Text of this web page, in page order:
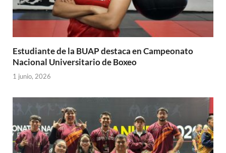
Estudiante de la BUAP destaca en Campeonato
Nacional Universitario de Boxeo
1 junio, 2026